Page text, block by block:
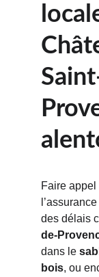
Faire appel
des délais
de-
dans le
bois, ou